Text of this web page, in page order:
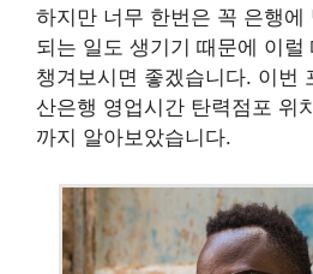
하지만 너무 한번은 꼭 은행에
되는 일도 생기기 때문에 이럴
챙겨보시면 좋겠습니다. 이번
산은행 영업시간 탄력점포 위
까지 알아보았습니다.